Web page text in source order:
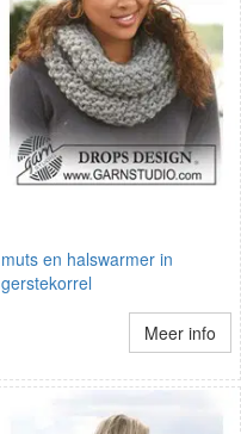
muts en halswarmer in
gerstekorrel
Meer info